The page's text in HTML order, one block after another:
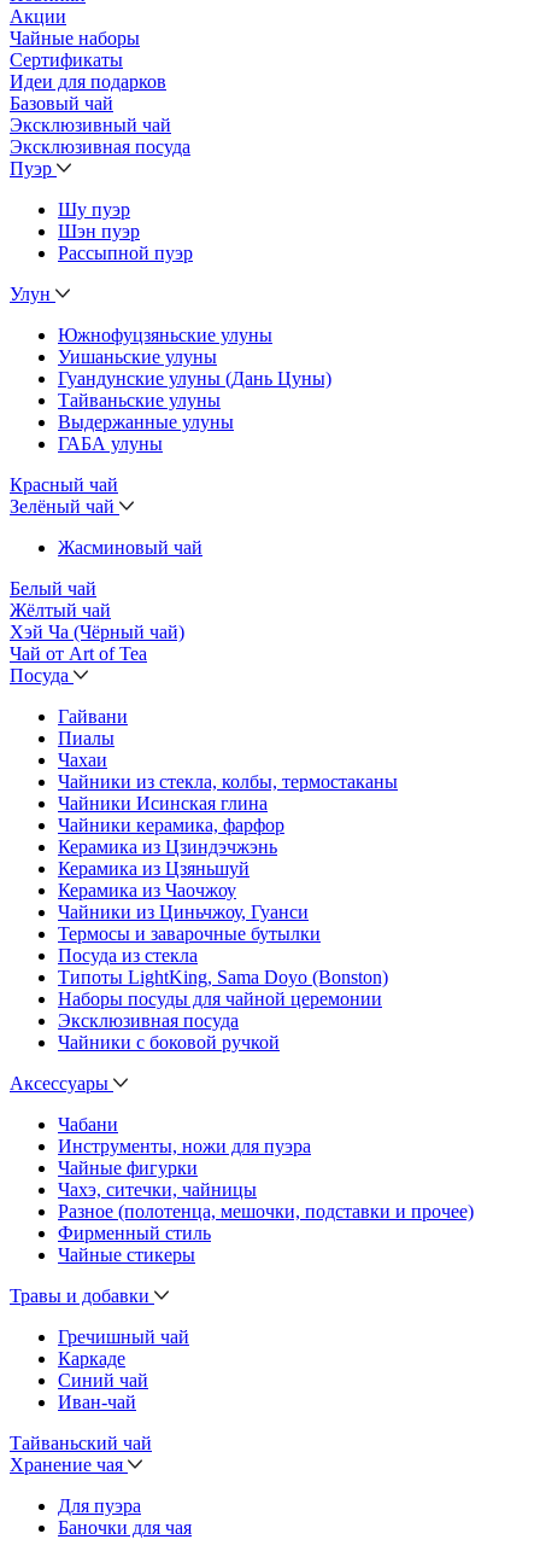
Акции
Чайные наборы
Сертификаты
Идеи для подарков
Базовый чай
Эксклюзивный чай
Эксклюзивная посуда
Пуэр
Шу пуэр
Шэн пуэр
Рассыпной пуэр
Улун
Южнофуцзяньские улуны
Уишаньские улуны
Гуандунские улуны (Дань Цуны)
Тайваньские улуны
Выдержанные улуны
ГАБА улуны
Красный чай
Зелёный чай
Жасминовый чай
Белый чай
Жёлтый чай
Хэй Ча (Чёрный чай)
Чай от Art of Tea
Посуда
Гайвани
Пиалы
Чахаи
Чайники из стекла, колбы, термостаканы
Чайники Исинская глина
Чайники керамика, фарфор
Керамика из Цзиндэчжэнь
Керамика из Цзяньшуй
Керамика из Чаочжоу
Чайники из Циньчжоу, Гуанси
Термосы и заварочные бутылки
Посуда из стекла
Типоты LightKing, Sama Doyo (Bonston)
Наборы посуды для чайной церемонии
Эксклюзивная посуда
Чайники с боковой ручкой
Аксессуары
Чабани
Инструменты, ножи для пуэра
Чайные фигурки
Чахэ, ситечки, чайницы
Разное (полотенца, мешочки, подставки и прочее)
Фирменный стиль
Чайные стикеры
Травы и добавки
Гречишный чай
Каркаде
Синий чай
Иван-чай
Тайваньский чай
Хранение чая
Для пуэра
Баночки для чая